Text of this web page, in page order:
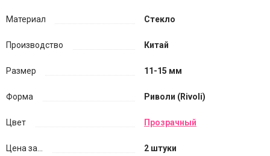
Материал Стекло
Производство Китай
Размер 11-15 мм
Форма Риволи (Rivoli)
Цвет Прозрачный
Цена за... 2 штуки